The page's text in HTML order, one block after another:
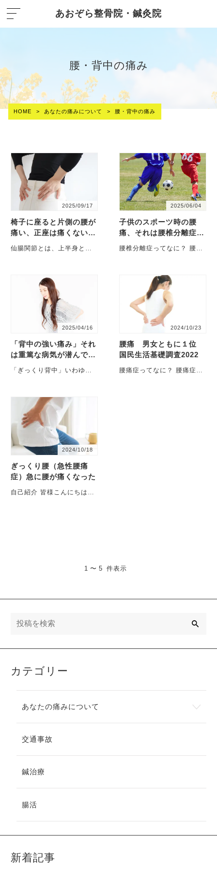
あおぞら整骨院・鍼灸院
腰・背中の痛み
HOME > あなたの痛みについて > 腰・背中の痛み
2025/09/17
椅子に座ると片側の腰が
痛い、正座は痛くない。
痛い方を下にして眠れな
い・・・これは「仙腸関
仙腸関節とは、上半身と下
2025/06/04
子供のスポーツ時の腰
痛、それは腰椎分離症か
もしれません。
腰椎分離症ってなに？ 腰椎
といわれる・・・
2025/04/16
「背中の強い痛み」それ
は重篤な病気が潜んでい
るかも知れません。
「ぎっくり背中」いわゆる
い」、「息をするだ
け・・・
2024/10/23
腰痛 男女ともに１位
国民生活基礎調査2022
腰痛症ってなに？ 腰痛症と
2024/10/18
ぎっくり腰（急性腰痛
症）急に腰が痛くなった
自己紹介 皆様こんにちは。
1 〜 5 件表示
カテゴリー
あなたの痛みについて
交通事故
鍼治療
腸活
新着記事